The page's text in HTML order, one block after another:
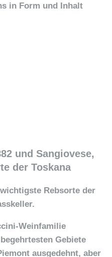
in Form und Inhalt
und Sangiovese,
der Toskana
Rebsorte der
Weinfamilie
Gebiete
ausgedehnt, aber